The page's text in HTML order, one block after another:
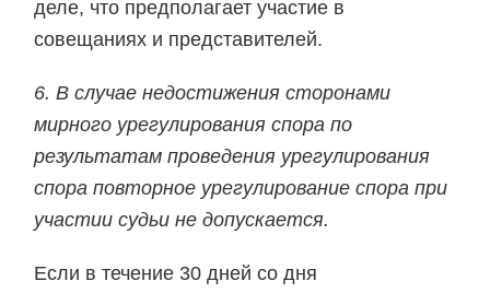
деле, что предполагает участие в
совещаниях и представителей.
6. В случае недостижения сторонами
мирного урегулирования спора по
результатам проведения урегулирования
спора повторное урегулирование спора при
участии судьи не допускается.
Если в течение 30 дней со дня